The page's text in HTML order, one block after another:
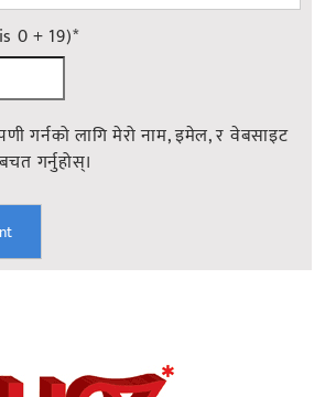
0 + 19)*
गर्नको लागि मेरो नाम, इमेल, र वेबसाइट
गर्नुहोस्।